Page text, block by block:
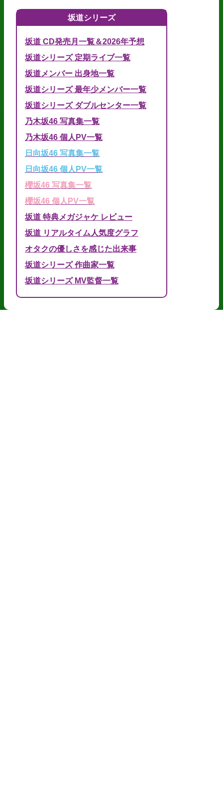
坂道シリーズ
坂道 CD発売月一覧＆2026年予想
坂道シリーズ 定期ライブ一覧
坂道メンバー 出身地一覧
坂道シリーズ 最年少メンバー一覧
坂道シリーズ ダブルセンター一覧
乃木坂46 写真集一覧
乃木坂46 個人PV一覧
日向坂46 写真集一覧
日向坂46 個人PV一覧
櫻坂46 写真集一覧
櫻坂46 個人PV一覧
坂道 特典メガジャケ レビュー
坂道 リアルタイム人気度グラフ
オタクの優しさを感じた出来事
坂道シリーズ 作曲家一覧
坂道シリーズ MV監督一覧